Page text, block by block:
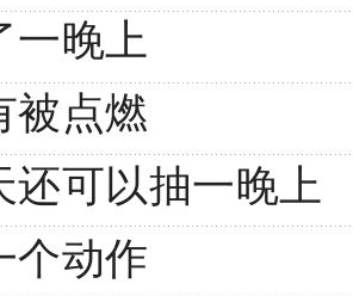
一晚上
被点燃
还可以抽一晚上
个动作